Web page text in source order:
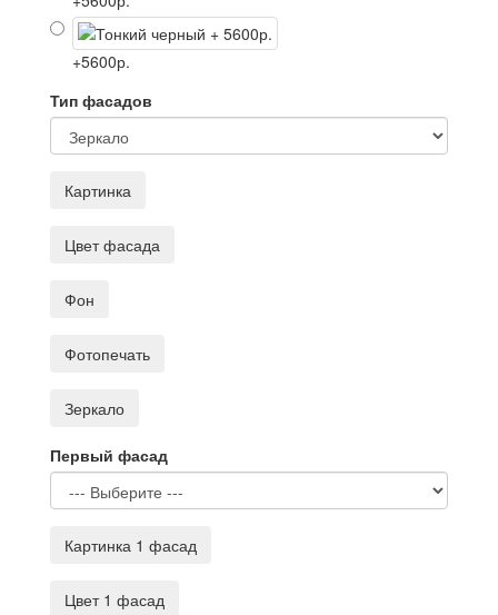
+5600р.
Тип фасадов
Картинка
Цвет фасада
Фон
Фотопечать
Зеркало
Первый фасад
Картинка 1 фасад
Цвет 1 фасад